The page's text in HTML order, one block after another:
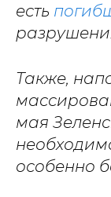
есть
Также,
мая
особенно